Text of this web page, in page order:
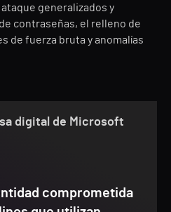
generalizados y
contraseñas, el relleno de
de fuerza bruta y anomalías
digital de Microsoft
comprometida